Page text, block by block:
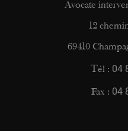
Avocate
12
69410
Tél : 04
Fax : 04